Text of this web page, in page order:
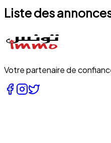
Liste des
Votre partenaire de